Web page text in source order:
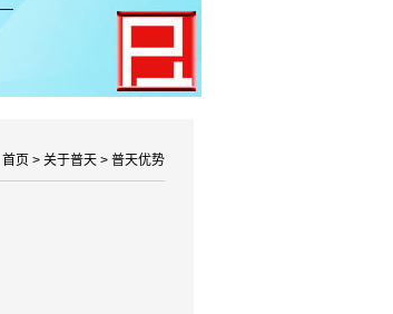
首页 > 关于普天 > 普天优势